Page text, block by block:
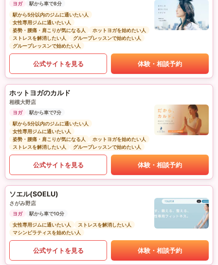
ヨガ
駅から車で8分
駅から5分以内のジムに通いたい人
女性専用ジムに通いたい人
姿勢・腰痛・肩こりが気になる人
ホットヨガを始めたい人
ストレスを解消したい人
グループレッスンで始めたい人
グループレッスンで始めたい人
公式サイトを見る 体験・相談予約
ホットヨガのカルド
相模大野店
ヨガ
駅から車で7分
駅から5分以内のジムに通いたい人
女性専用ジムに通いたい人
姿勢・腰痛・肩こりが気になる人
ホットヨガを始めたい人
ストレスを解消したい人
グループレッスンで始めたい人
公式サイトを見る 体験・相談予約
ソエル(SOELU)
さがみ野店
ヨガ
駅から車で10分
女性専用ジムに通いたい人
ストレスを解消したい人
マシンピラティスを始めたい人
公式サイトを見る 体験・相談予約